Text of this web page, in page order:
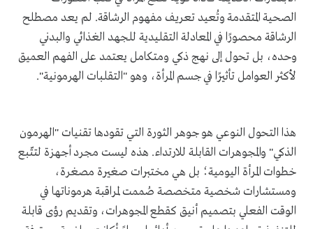
الصحية المتقدمة وتُعيد تعريف مفهوم الرشاقة. لم يعد مصطلح
الرشاقة محصورًا في المعادلة التقليدية للجهد الغذائي والبدني
وحده، بل تحول إلى نهج ذكي ومتكامل يعتمد على الفهم العميق
لأكثر العوامل تأثيرًا في جسم المرأة، وهو "التقلبات الهرمونية".
هذا التحول النوعي هو جوهر الثورة التي تقودها تقنيات "الهرمون
الذكي" والمجوهرات القابلة للارتداء. هذه ليست مجرد أجهزة لتتّبع
خطوات المرأة اليومية؛ بل هي مختبرات صغيرة مصغرة،
ومستشارات شخصية متخصصة صُممت لمراقبة هرموناتها في
الوقت الفعلي بتصميم أنيق كقطع المجوهرات، وتقديم رؤى قابلة